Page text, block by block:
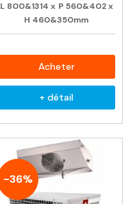
L 800&1314 x P 560&402 x
H 460&350mm
Acheter
+ détail
-36%